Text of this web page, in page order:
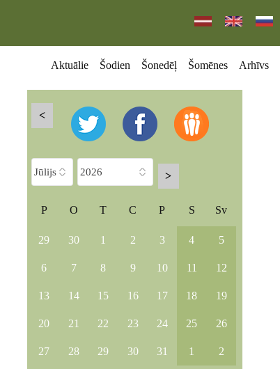
Aktuālie Šodien Šonedēļ Šomēnes Arhīvs
<
>
P O T C P S Sv
29 30 1 2 3 4 5
6 7 8 9 10 11 12
13 14 15 16 17 18 19
20 21 22 23 24 25 26
27 28 29 30 31 1 2